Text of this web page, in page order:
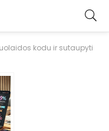
kodu ir sutaupyti